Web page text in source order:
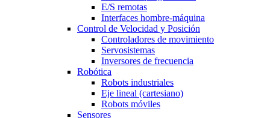
E/S remotas
Interfaces hombre-máquina
Control de Velocidad y Posición
Controladores de movimiento
Servosistemas
Inversores de frecuencia
Robótica
Robots industriales
Eje lineal (cartesiano)
Robots móviles
Sensores